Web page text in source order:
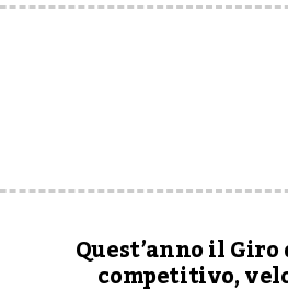
Quest’anno il
competitivo,